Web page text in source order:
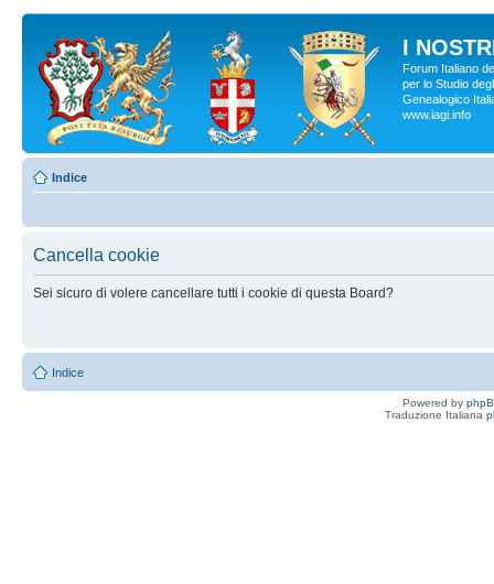
I
Forum Italiano
per lo Studio
Genealogico
www.iagi.info
Indice
Cancella cookie
Sei sicuro di volere cancellare tutti i cookie di questa Board?
Indice
Powered by
Traduzione Italiana